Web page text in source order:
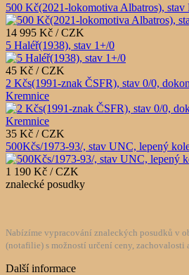
500 Kč(2021-lokomotiva Albatros), stav
14 995 Kč / CZK
5 Haléř(1938), stav 1+/0
45 Kč / CZK
2 Kčs(1991-znak ČSFR), stav 0/0,
Kremnice
35 Kč / CZK
500Kčs/1973-93/, stav UNC, lepený
1 190 Kč / CZK
znalecké posudky
Nabízíme vypracování znaleckých posudků v
(notafilie) s možností určení ceny, zachovalosti
Další informace